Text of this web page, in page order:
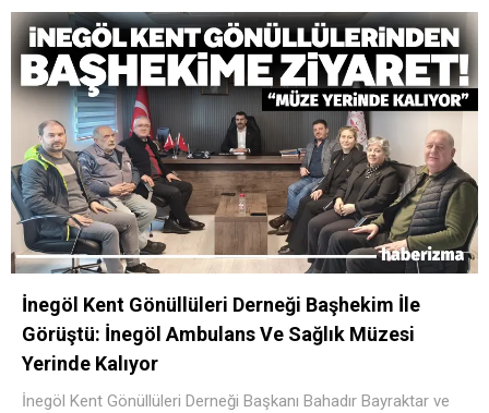
İnegöl Kent Gönüllüleri Derneği Başhekim İle
Görüştü: İnegöl Ambulans Ve Sağlık Müzesi
Yerinde Kalıyor
İnegöl Kent Gönüllüleri Derneği Başkanı Bahadır Bayraktar ve